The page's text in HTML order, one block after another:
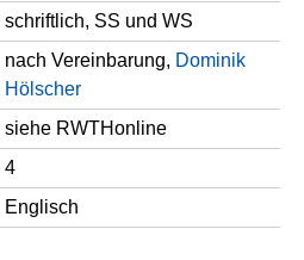
schriftlich, SS und WS
nach Vereinbarung, Dominik
Hölscher
siehe RWTHonline
4
Englisch